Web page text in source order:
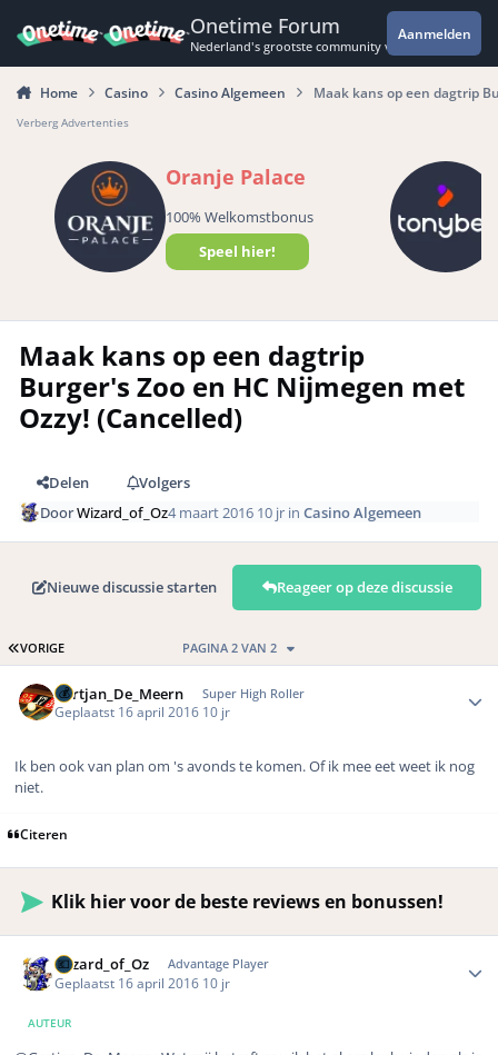
Onetime Forum
Nederland's grootste community voor de
Aanmelden
Home Casino Casino Algemeen Maak kans op een dagtrip
Verberg Advertenties
Oranje Palace
100% Welkomstbonus
Speel hier!
Maak kans op een dagtrip
Burger's Zoo en HC Nijmegen met
Ozzy! (Cancelled)
Delen
Volgers
DoorWizard_of_Oz4 maart 2016 10 jr inCasino Algemeen
Nieuwe discussie starten Reageer op deze discussie
EERSTE PAGINA
VORIGE PAGINA 2 VAN 2
Gertjan_De_Meern Super High Roller
Geplaatst 16 april 2016 10 jr
Ik ben ook van plan om 's avonds te komen. Of ik mee eet weet ik nog
niet.
Citeren
Klik hier voor de beste reviews en bonussen!
Wizard_of_Oz Advantage Player
Geplaatst 16 april 2016 10 jr
AUTEUR